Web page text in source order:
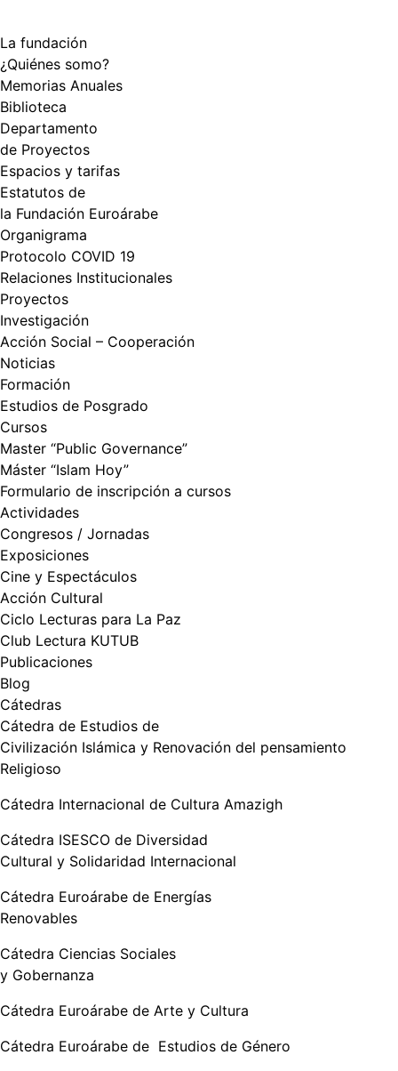
La fundación
¿Quiénes somo?
Memorias Anuales
Biblioteca
Departamento
de Proyectos
Espacios y tarifas
Estatutos de
la Fundación Euroárabe
Organigrama
Protocolo COVID 19
Relaciones Institucionales
Proyectos
Investigación
Acción Social – Cooperación
Noticias
Formación
Estudios de Posgrado
Cursos
Master “Public Governance”
Máster “Islam Hoy”
Formulario de inscripción a cursos
Actividades
Congresos / Jornadas
Exposiciones
Cine y Espectáculos
Acción Cultural
Ciclo Lecturas para La Paz
Club Lectura KUTUB
Publicaciones
Blog
Cátedras
Cátedra de Estudios de
Civilización Islámica y Renovación del pensamiento
Religioso
Cátedra Internacional de Cultura Amazigh
Cátedra ISESCO de Diversidad
Cultural y Solidaridad Internacional
Cátedra Euroárabe de Energías
Renovables
Cátedra Ciencias Sociales
y Gobernanza
Cátedra Euroárabe de Arte y Cultura
Cátedra Euroárabe de Estudios de Género